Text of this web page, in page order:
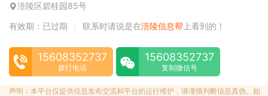
涪陵区碧桂园85号
有效期：已过期
联系时请说是在涪陵信息帮 上看到的！
15608352737
拨打电话
15608352737
复制微信号
声明：本平台仅提供信息发布交流和平台的运行维护，请谨慎判断信息真伪。如